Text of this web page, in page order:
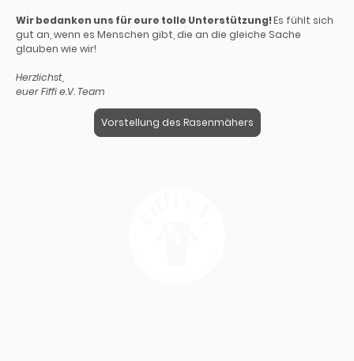
Wir bedanken uns für eure tolle Unterstützung!Es fühlt sich
gut an, wenn es Menschen gibt, die an die gleiche Sache
glauben wie wir!
Herzlichst,
euer Fiffi e.V. Team
Vorstellung des Rasenmähers